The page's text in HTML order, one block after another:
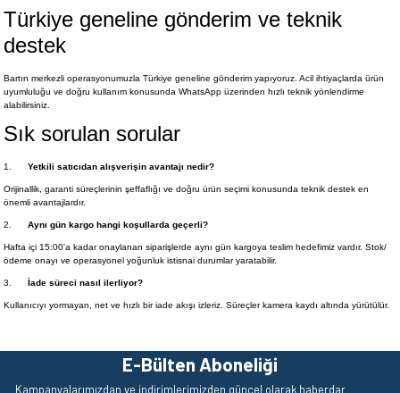
Türkiye geneline gönderim ve teknik
destek
Bartın merkezli operasyonumuzla Türkiye geneline gönderim yapıyoruz. Acil ihtiyaçlarda ürün
uyumluluğu ve doğru kullanım konusunda WhatsApp üzerinden hızlı teknik yönlendirme
alabilirsiniz.
Sık sorulan sorular
1. Yetkili satıcıdan alışverişin avantajı nedir?
Orijinallik, garanti süreçlerinin şeffaflığı ve doğru ürün seçimi konusunda teknik destek en
önemli avantajlardır.
2. Aynı gün kargo hangi koşullarda geçerli?
Hafta içi 15:00'a kadar onaylanan siparişlerde aynı gün kargoya teslim hedefimiz vardır. Stok/
ödeme onayı ve operasyonel yoğunluk istisnai durumlar yaratabilir.
3. İade süreci nasıl ilerliyor?
Kullanıcıyı yormayan, net ve hızlı bir iade akışı izleriz. Süreçler kamera kaydı altında yürütülür.
E-Bülten Aboneliği
Kampanyalarımızdan ve indirimlerimizden güncel olarak haberdar